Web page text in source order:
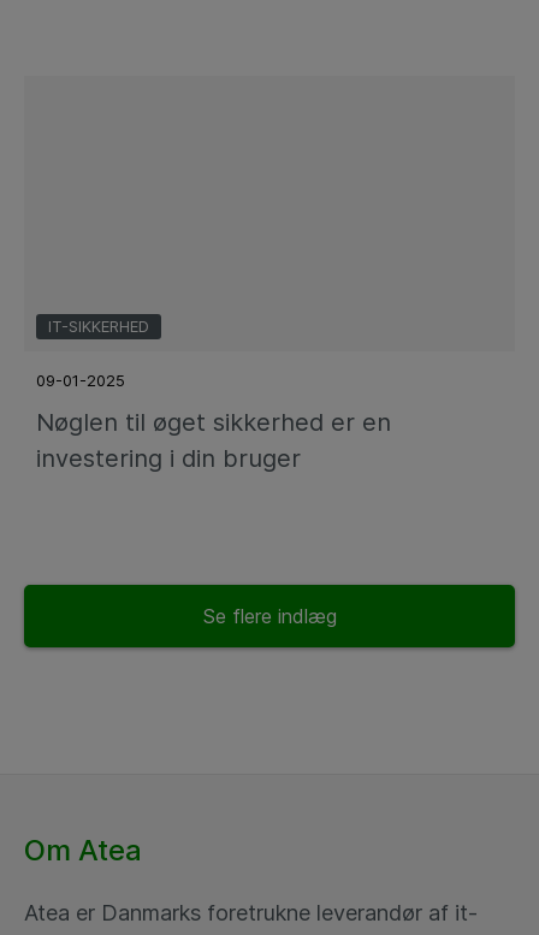
IT-SIKKERHED
09-01-2025
Nøglen til øget sikkerhed er en
investering i din bruger
Se flere indlæg
Om Atea
Atea er Danmarks foretrukne leverandør af it-